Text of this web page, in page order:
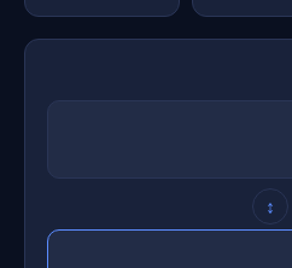
↕